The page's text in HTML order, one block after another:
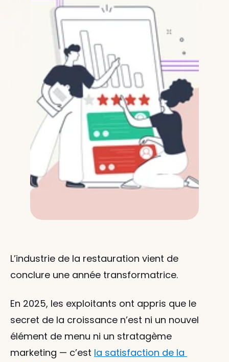
L’industrie de la restauration vient de
conclure une année transformatrice.
En 2025, les exploitants ont appris que le
secret de la croissance n’est ni un nouvel
élément de menu ni un stratagème
marketing — c’est la satisfaction de la